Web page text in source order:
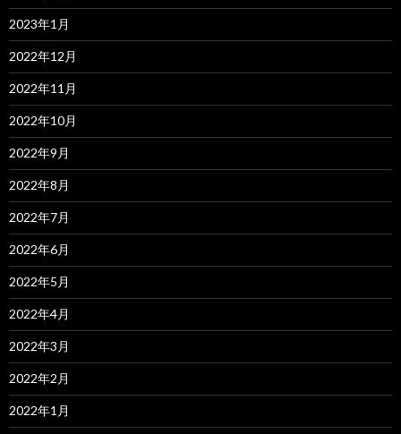
2023年1月
2022年12月
2022年11月
2022年10月
2022年9月
2022年8月
2022年7月
2022年6月
2022年5月
2022年4月
2022年3月
2022年2月
2022年1月